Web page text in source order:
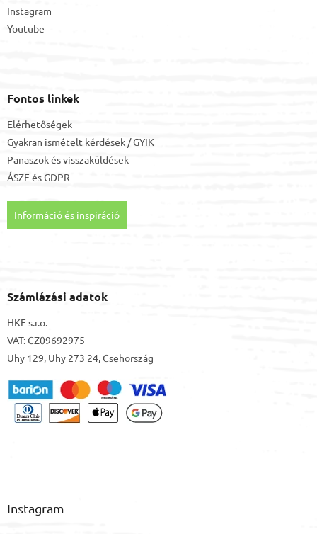
Instagram
Youtube
Fontos linkek
Elérhetőségek
Gyakran ismételt kérdések / GYIK
Panaszok és visszaküldések
ÁSZF ésGDPR
Információ és inspiráció
Számlázási adatok
HKF s.r.o.
VAT: CZ09692975
Uhy 129, Uhy 273 24, Csehország
Instagram